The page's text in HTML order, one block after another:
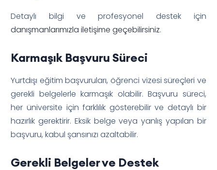
Detaylı bilgi ve profesyonel destek için
danışmanlarımızla iletişime geçebilirsiniz.
Karmaşık Başvuru Süreci
Yurtdışı eğitim başvuruları, öğrenci vizesi süreçleri ve
gerekli belgelerle karmaşık olabilir. Başvuru süreci,
her üniversite için farklılık gösterebilir ve detaylı bir
hazırlık gerektirir. Eksik belge veya yanlış yapılan bir
başvuru, kabul şansınızı azaltabilir.
Gerekli Belgeler ve Destek